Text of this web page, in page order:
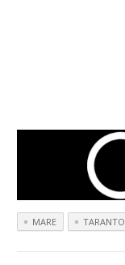
MARE TARANTO